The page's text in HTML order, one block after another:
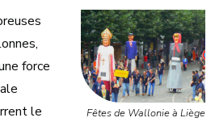
Fêtes de Wallonie à Liège
force
le